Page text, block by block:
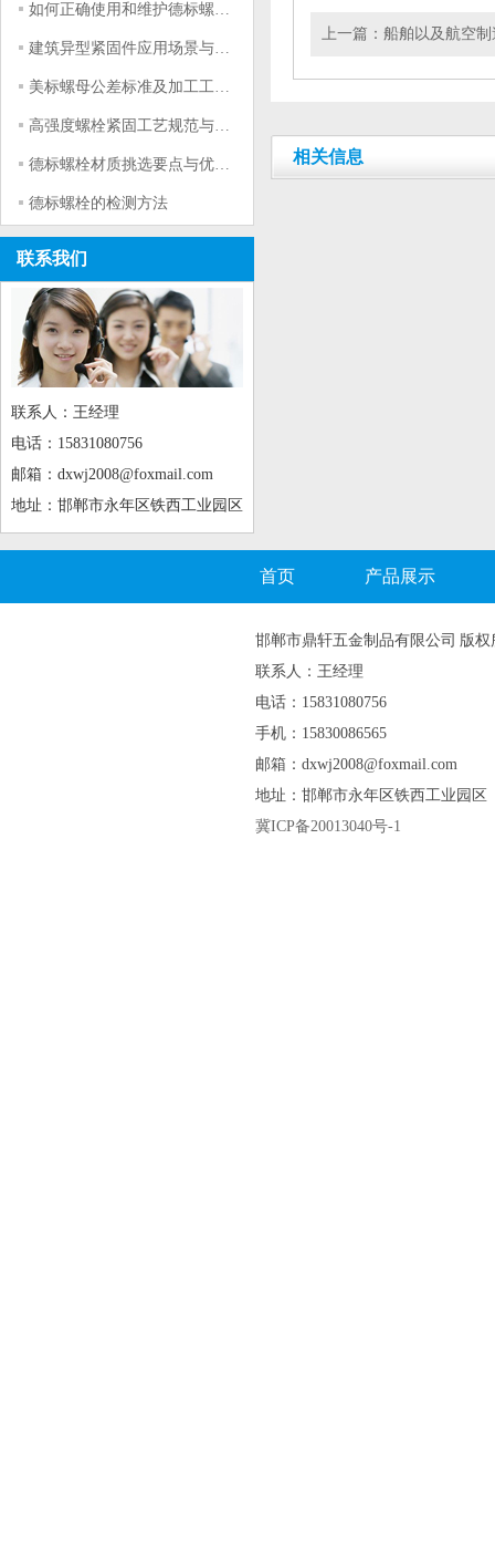
如何正确使用和维护德标螺栓？
建筑异型紧固件应用场景与选型要点
美标螺母公差标准及加工工艺详解
高强度螺栓紧固工艺规范与实操技巧
德标螺栓材质挑选要点与优劣对比
德标螺栓的检测方法
联系我们
联系人：王经理
电话：15831080756
邮箱：dxwj2008@foxmail.com
地址：邯郸市永年区铁西工业园区
上一篇： 船舶以及航空制
相关信息
首页 产品展示
邯郸市鼎轩五金制品有限公司 版权
联系人：王经理
电话：15831080756
手机：15830086565
邮箱：dxwj2008@foxmail.com
地址：邯郸市永年区铁西工业园区
冀ICP备20013040号-1